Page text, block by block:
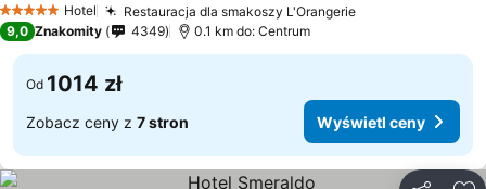
5 KategoriaHotel Restauracja dla smakoszy L'OrangerieWyświetl ceny
9,0 Znakomity 4349 0.1 km do: Centrum
Od 1014 zł
Zobacz ceny z 7 stron Wyświetl ceny